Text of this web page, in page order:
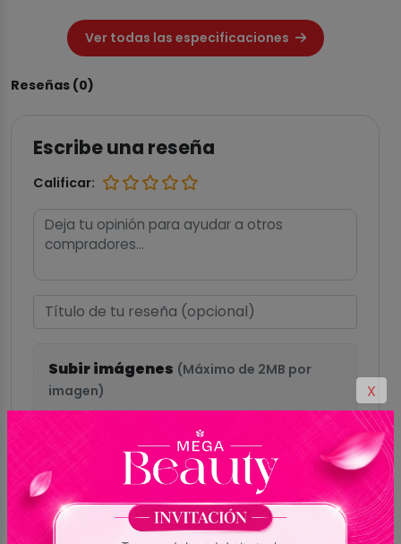
Ver todas las especificaciones
Reseñas (0)
Escribe una reseña
Calificar:
Subir imágenes (Máximo de 2MB por
imagen)
Formatos aceptados: GIF, PNG, JPG, JPEG,
WEBP
X